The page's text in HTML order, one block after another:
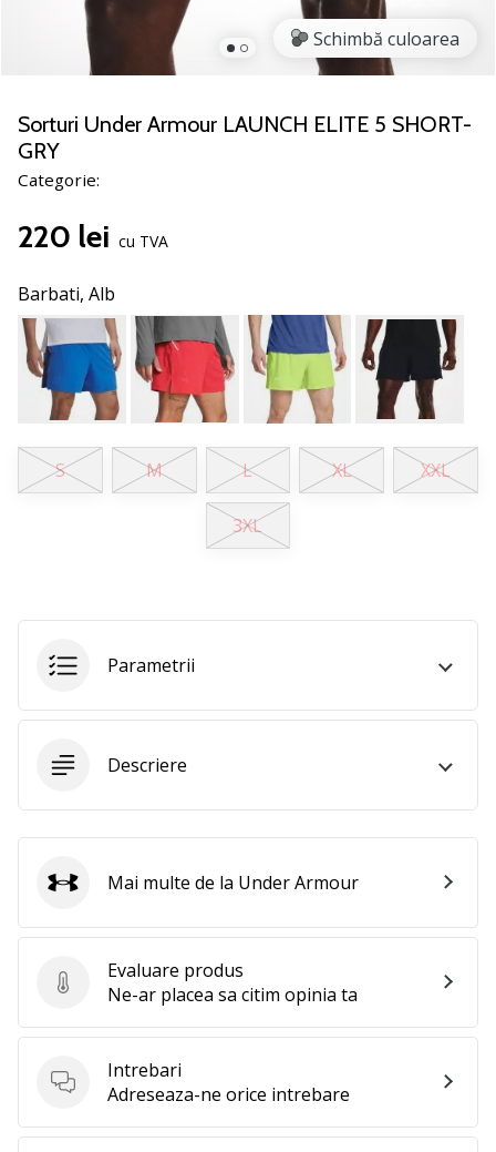
baschet
un
fan
al
baschetului
și
Alătură-
nouă
ca
Ambasador
Schimbă culoarea
Sorturi Under Armour LAUNCH ELITE 5 SHORT-
GRY
Categorie:
220 lei cu TVA
Barbati, Alb
S M L XL XXL
3XL
Parametrii
Descriere
Evaluare produs
Evaluare produs
Ne-ar placea sa citim opinia ta
Intrebari
Intrebari
Adreseaza-ne orice intrebare
Under Armour
Mai multe de la Under Armour